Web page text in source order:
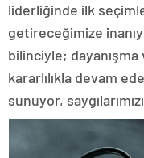
liderliğinde ilk
getireceğimize
bilinciyle;
kararlılıkla devam
sunuyor,